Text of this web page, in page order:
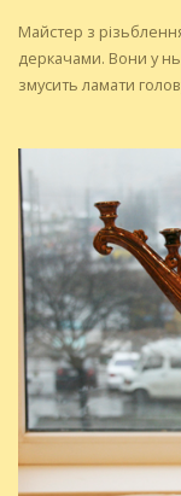
Майстер з
деркачами. Вони у
змусить ламати